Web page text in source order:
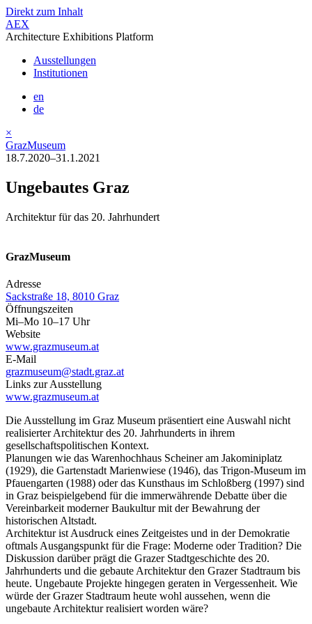
Direkt zum Inhalt
AEX
Architecture Exhibitions Platform
Ausstellungen
Institutionen
en
de
×
GrazMuseum
18.7.2020–31.1.2021
Ungebautes Graz
Architektur für das 20. Jahrhundert
GrazMuseum
Adresse
Sackstraße 18, 8010 Graz
Öffnungszeiten
Mi–Mo 10–17 Uhr
Website
www.grazmuseum.at
E-Mail
grazmuseum@stadt.graz.at
Links zur Ausstellung
www.grazmuseum.at
Die Ausstellung im Graz Museum präsentiert eine Auswahl nicht
realisierter Architektur des 20. Jahrhunderts in ihrem
gesellschaftspolitischen Kontext.
Planungen wie das Warenhochhaus Scheiner am Jakominiplatz
(1929), die Gartenstadt Marienwiese (1946), das Trigon-Museum im
Pfauengarten (1988) oder das Kunsthaus im Schloßberg (1997) sind
in Graz beispielgebend für die immerwährende Debatte über die
Vereinbarkeit moderner Baukultur mit der Bewahrung der
historischen Altstadt.
Architektur ist Ausdruck eines Zeitgeistes und in der Demokratie
oftmals Ausgangspunkt für die Frage: Moderne oder Tradition? Die
Diskussion darüber prägt die Grazer Stadtgeschichte des 20.
Jahrhunderts und die gebaute Architektur den Grazer Stadtraum bis
heute. Ungebaute Projekte hingegen geraten in Vergessenheit. Wie
würde der Grazer Stadtraum heute wohl aussehen, wenn die
ungebaute Architektur realisiert worden wäre?